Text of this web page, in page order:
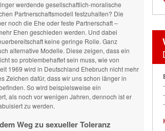
werdende gesellschaftlich-moralische
Partnerschaftsmodell festzuhalten? Die
noch die Ehe oder feste Partnerschaft –
Ehen geschieden werden. Und dabei
keine geringe Rolle. Ganz
alternative Modelle. Diese zeigen, dass ein
so problembehaftet sein muss, wie von
1969 wird in Deutschland Ehebruch nicht mehr
Zeichen dafür, dass wir uns schon länger in
So wird beispielsweise ein
als noch vor wenigen Jahren, dennoch ist er
zu werden.
Weg zu sexueller Toleranz